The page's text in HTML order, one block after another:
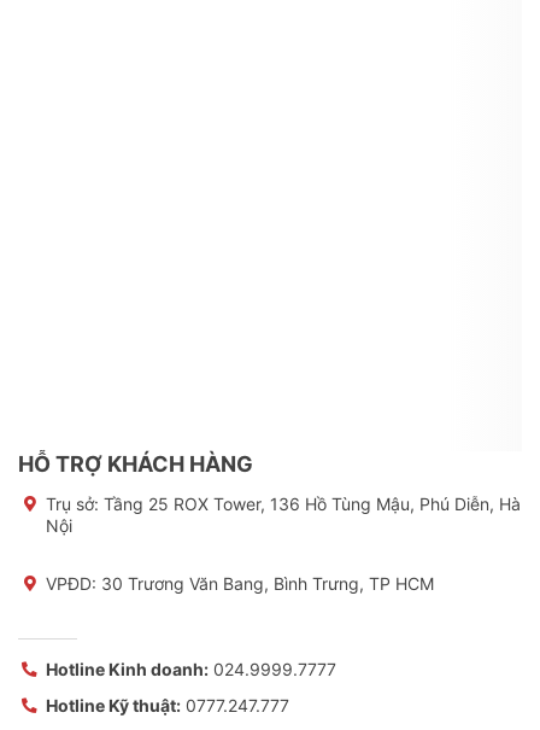
HỖ TRỢ KHÁCH HÀNG
Trụ sở: Tầng 25 ROX Tower, 136 Hồ Tùng Mậu, Phú Diễn, Hà
Nội
VPĐD: 30 Trương Văn Bang, Bình Trưng, TP HCM
Hotline Kinh doanh: 024.9999.7777
Hotline Kỹ thuật: 0777.247.777